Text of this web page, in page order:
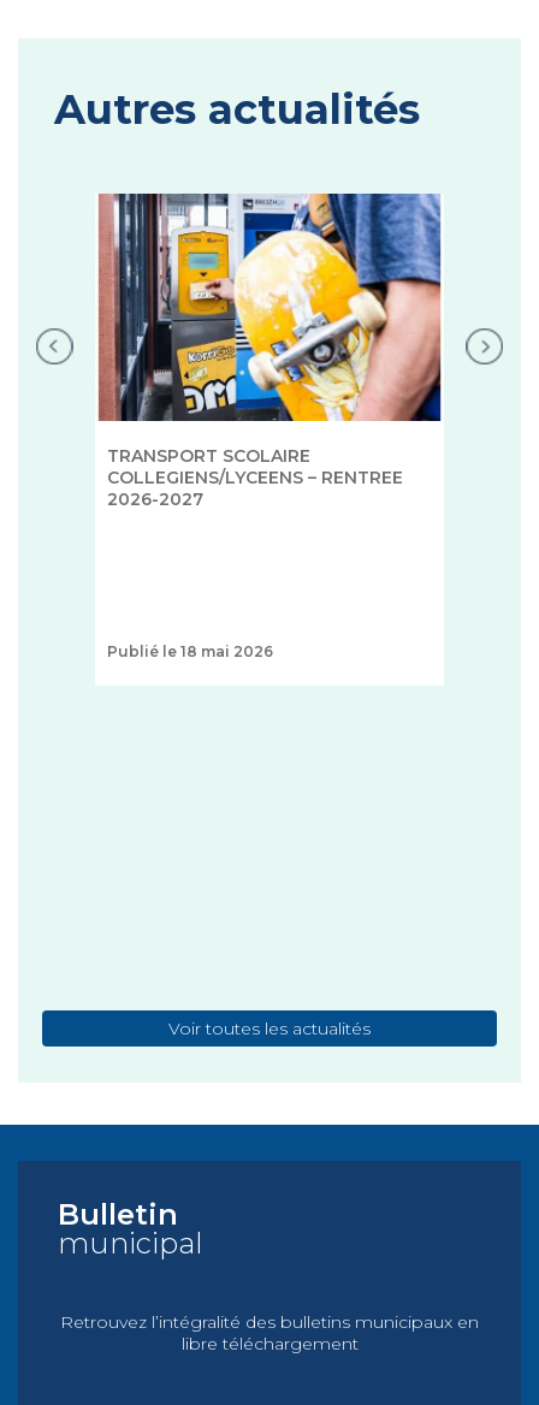
Autres actualités
TRANSPORT SCOLAIRE
COLLEGIENS/LYCEENS – RENTREE
2026-2027
Publié le 18 mai 2026
Voir toutes les actualités
Bulletin
municipal
Retrouvez l’intégralité des bulletins municipaux en
libre téléchargement